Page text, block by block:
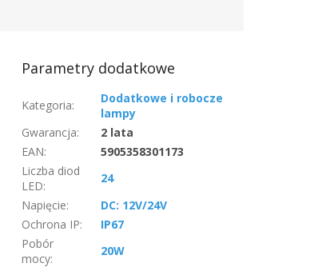
Parametry dodatkowe
Kategoria:
Dodatkowe i robocze
lampy
Gwarancja:
2 lata
EAN:
5905358301173
Liczba diod
LED:
24
Napięcie:
DC: 12V/24V
Ochrona IP:
IP67
Pobór
mocy:
20W